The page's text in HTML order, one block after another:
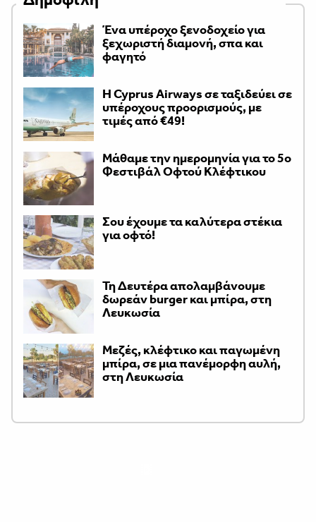
Ένα υπέροχο ξενοδοχείο για
ξεχωριστή διαμονή, σπα και
φαγητό
H Cyprus Airways σε ταξιδεύει σε
υπέροχους προορισμούς, με
τιμές από €49!
Μάθαμε την ημερομηνία για το 5ο
Φεστιβάλ Οφτού Κλέφτικου
Σου έχουμε τα καλύτερα στέκια
για οφτό!
Τη Δευτέρα απολαμβάνουμε
δωρεάν burger και μπίρα, στη
Λευκωσία
Μεζές, κλέφτικο και παγωμένη
μπίρα, σε μια πανέμορφη αυλή,
στη Λευκωσία